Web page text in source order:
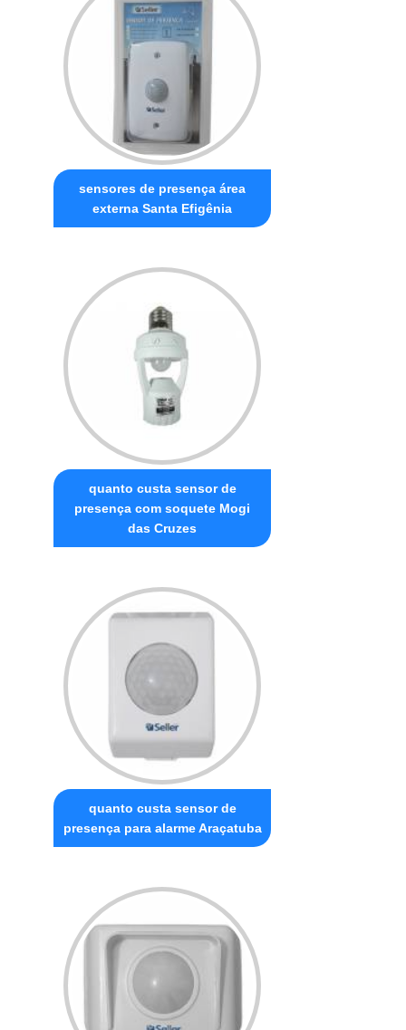
sensores de presença área
externa Santa Efigênia
quanto custa sensor de
presença com soquete Mogi
das Cruzes
quanto custa sensor de
presença para alarme Araçatuba